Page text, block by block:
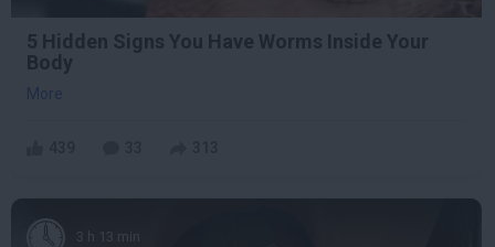
5 Hidden Signs You Have Worms Inside Your
Body
More
3 h 13 min